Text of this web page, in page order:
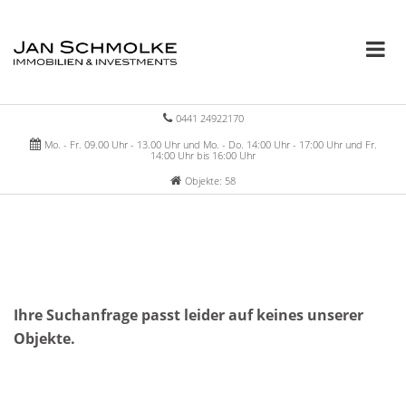
0441 24922170
Mo. - Fr. 09.00 Uhr - 13.00 Uhr und Mo. - Do. 14:00 Uhr - 17:00 Uhr und Fr.
14:00 Uhr bis 16:00 Uhr
Objekte: 58
Ihre Suchanfrage passt leider auf keines unserer
Objekte.